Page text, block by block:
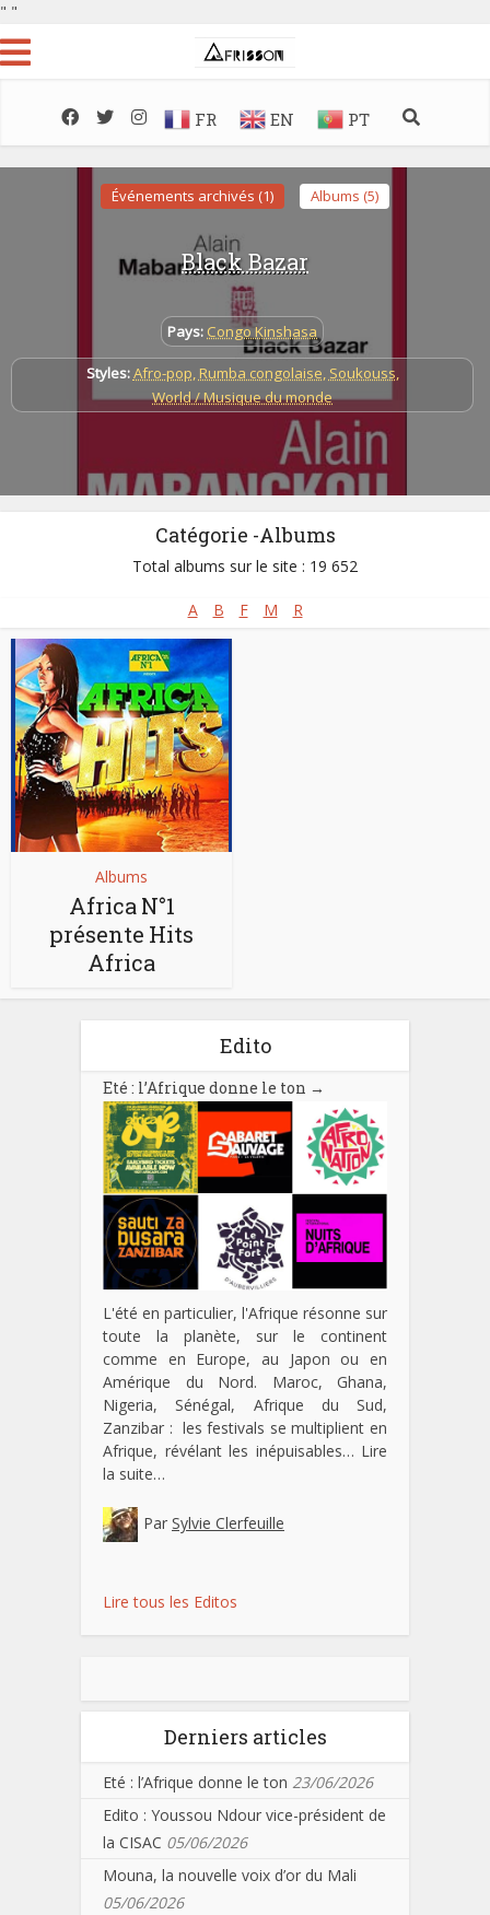
" "
FR EN PT
Événements archivés (1) Albums (5)
Black Bazar
Pays: Congo Kinshasa
Styles:Afro-pop, Rumba congolaise, Soukouss,
World / Musique du monde
Catégorie -Albums
Total albums sur le site : 19 652
A B F M R
Albums
Africa N°1
présente Hits
Africa
Edito
Eté : l’Afrique donne le ton →
L'été en particulier, l'Afrique résonne sur
toute la planète, sur le continent
comme en Europe, au Japon ou en
Amérique du Nord. Maroc, Ghana,
Nigeria, Sénégal, Afrique du Sud,
Zanzibar : les festivals se multiplient en
Afrique, révélant les inépuisables… Lire
la suite…
Par Sylvie Clerfeuille
Lire tous les Editos
Derniers articles
Eté : l’Afrique donne le ton 23/06/2026
Edito : Youssou Ndour vice-président de
la CISAC 05/06/2026
Mouna, la nouvelle voix d’or du Mali
05/06/2026